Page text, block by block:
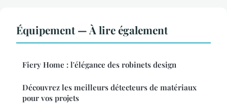
Équipement — À lire également
Fiery Home : l'élégance des robinets design
Découvrez les meilleurs détecteurs de matériaux
pour vos projets